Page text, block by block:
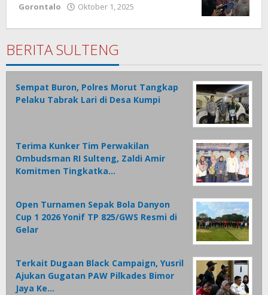
Gorontalo Oktober 1, 2025
1
BERITA SULTENG
Sempat Buron, Polres Morut Tangkap
Pelaku Tabrak Lari di Desa Kumpi
Terima Kunker Tim Perwakilan
Ombudsman RI Sulteng, Zaldi Amir
Komitmen Tingkatka…
Open Turnamen Sepak Bola Danyon
Cup 1 2026 Yonif TP 825/GWS Resmi di
Gelar
Terkait Dugaan Black Campaign, Yusril
Ajukan Gugatan PAW Pilkades Bimor
Jaya Ke…